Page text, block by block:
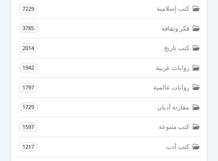
كتب إسلامية 7229
فكر وثقافة 3785
كتب تاريخ 2014
روايات عربية 1942
روايات عالمية 1797
مقارنة أديان 1729
كتب متنوعة 1597
كتب أدب 1217